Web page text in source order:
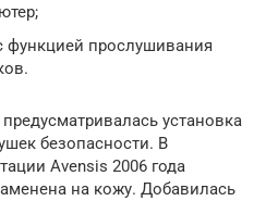
функцией прослушивания
установка
безопасности. В
Avensis 2006 года
на кожу. Добавилась